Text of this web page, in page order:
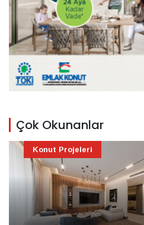
Çok Okunanlar
Konut Projeleri